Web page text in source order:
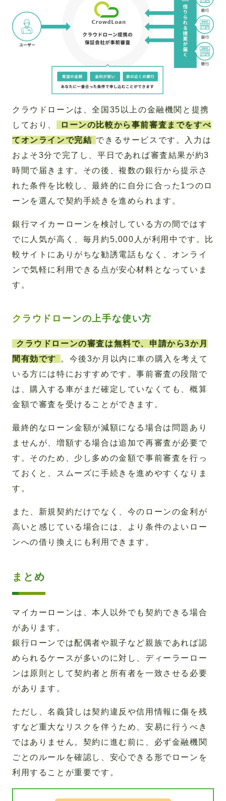
クラウドローンは、全国35以上の金融機関と提携
しており、
ローンの比較から事前審査までをすべ
てオンラインで完結 できるサービスです。入力は
およそ3分で完了し、平日であれば審査結果が約3
時間で届きます。その後、複数の銀行から提示さ
れた条件を比較し、最終的に自分に合った1つのロ
ーンを選んで契約手続きを進められます。
銀行マイカーローンを検討している方の間ではす
でに人気が高く、毎月約5,000人が利用中です。比
較サイトにありがちな勧誘電話もなく、オンライ
ンで気軽に利用できる点が安心材料となっていま
す。
クラウドローンの上手な使い方
クラウドローンの審査は無料で、申請から3か月
間有効です
。今後3か月以内に車の購入を考えて
いる方には特におすすめです。事前審査の段階で
は、購入する車がまだ確定していなくても、概算
金額で審査を受けることができます。
最終的なローン金額が減額になる場合は問題あり
ませんが、増額する場合は追加で再審査が必要で
す。そのため、少し多めの金額で事前審査を行っ
ておくと、スムーズに手続きを進めやすくなりま
す。
また、新規契約だけでなく、今のローンの金利が
高いと感じている場合には、より条件のよいロー
ンへの借り換えにも利用できます。
まとめ
マイカーローンは、本人以外でも契約できる場合
があります。
銀行ローンでは配偶者や親子など親族であれば認
められるケースが多いのに対し、ディーラーロー
ンは原則として契約者と所有者を一致させる必要
があります。
ただし、名義貸しは契約違反や信用情報に傷を残
すなど重大なリスクを伴うため、安易に行うべき
ではありません。契約に進む前に、必ず金融機関
ごとのルールを確認し、安心できる形でローンを
利用することが重要です。